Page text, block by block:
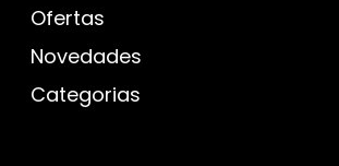
Ofertas
Novedades
Categorias